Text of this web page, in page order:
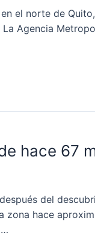
el norte de
Agencia
hace 67
del
hace
…